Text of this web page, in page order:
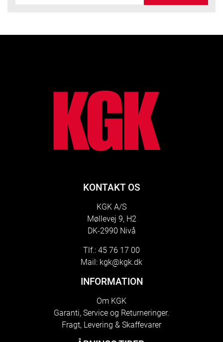
KONTAKT OS
KGK A/S
Møllevej 9, H2
DK-2990 Nivå
Tlf.: 45 76 17 00
Mail: kgk@kgk.dk
INFORMATION
Om KGK
Garanti, Service og Returneringer.
Fragt, Levering & Skaffevarer